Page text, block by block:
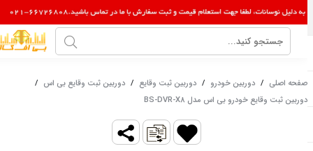
صفحه اصلی دوربین خودرو دوربین ثبت وقایع دوربین ثبت وقایع بی اس
دوربین ثبت وقایع خودرو بی اس مدل BS-DVR-X8